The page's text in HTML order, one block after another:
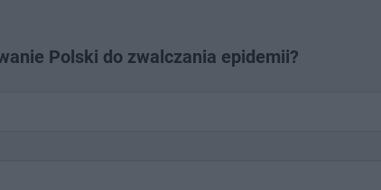
Polski do zwalczania epidemii?